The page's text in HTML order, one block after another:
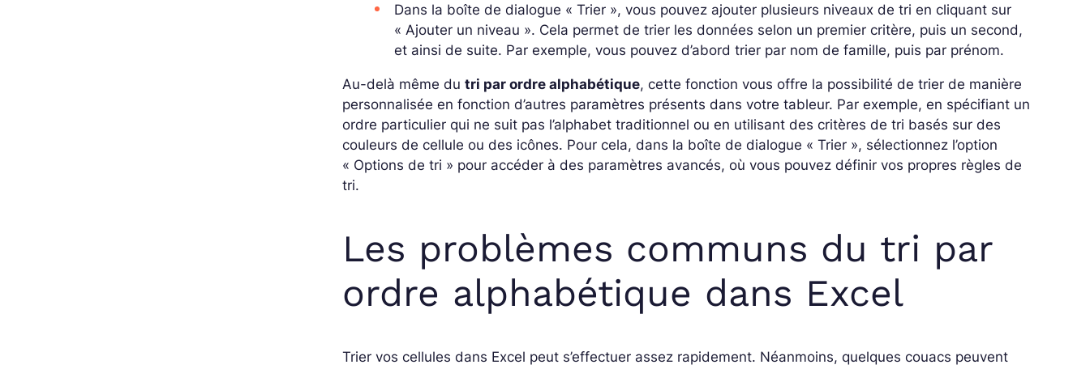
Dans la boîte de dialogue « Trier », vous pouvez ajouter plusieurs niveaux de tri en cliquant sur
« Ajouter un niveau ». Cela permet de trier les données selon un premier critère, puis un second,
et ainsi de suite. Par exemple, vous pouvez d’abord trier par nom de famille, puis par prénom.
Au-delà même dutri par ordre alphabétique, cette fonction vous offre la possibilité de trier de manière
personnalisée en fonction d’autres paramètres présents dans votre tableur. Par exemple, en spécifiant un
ordre particulier qui ne suit pas l’alphabet traditionnel ou en utilisant des critères de tri basés sur des
couleurs de cellule ou des icônes. Pour cela, dans la boîte de dialogue « Trier », sélectionnez l’option
« Options de tri » pour accéder à des paramètres avancés, où vous pouvez définir vos propres règles de
tri.
Les problèmes communs du tri par
ordre alphabétique dans Excel
Trier vos cellules dans Excel peut s’effectuer assez rapidement. Néanmoins, quelques couacs peuvent